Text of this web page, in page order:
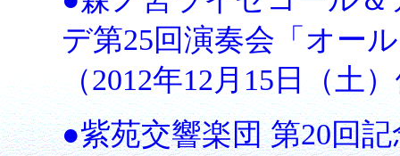
デ第25回演奏会「オー
（2012年12月15日（土
●紫苑交響楽団 第20回